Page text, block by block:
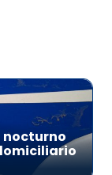
nocturno